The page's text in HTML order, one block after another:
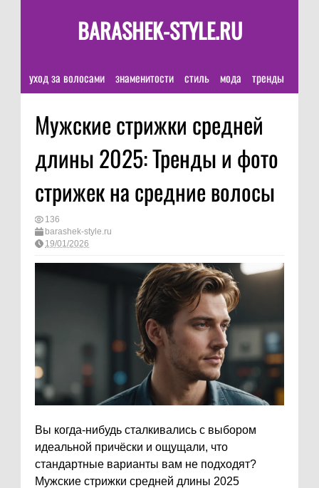
BARASHEK-STYLE.RU
уход за волосами знаменитости стиль мода тренды
Мужские стрижки средней
длины 2025: Тренды и фото
стрижек на средние волосы
136
barashek-style.ru
19/01/2026
Вы когда-нибудь сталкивались с выбором
идеальной причёски и ощущали, что
стандартные варианты вам не подходят?
Мужские стрижки средней длины 2025